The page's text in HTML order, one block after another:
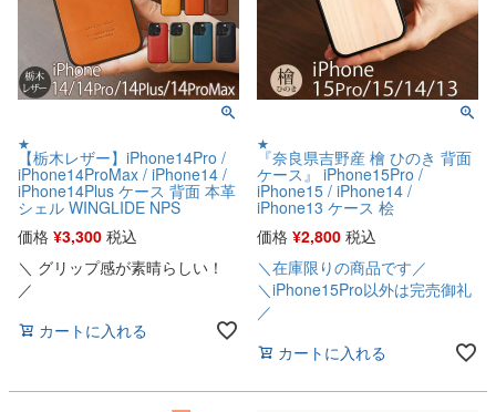
★
【栃木レザー】iPhone14Pro /
iPhone14ProMax / iPhone14 /
iPhone14Plus ケース 背面 本革
シェル WINGLIDE NPS
価格 ¥3,300 税込
＼ グリップ感が素晴らしい！
／
カートに入れる
★
『奈良県吉野産 檜 ひのき 背面
ケース』 iPhone15Pro /
iPhone15 / iPhone14 /
iPhone13 ケース 桧
価格 ¥2,800 税込
＼在庫限りの商品です／
＼iPhone15Pro以外は完売御礼
／
カートに入れる